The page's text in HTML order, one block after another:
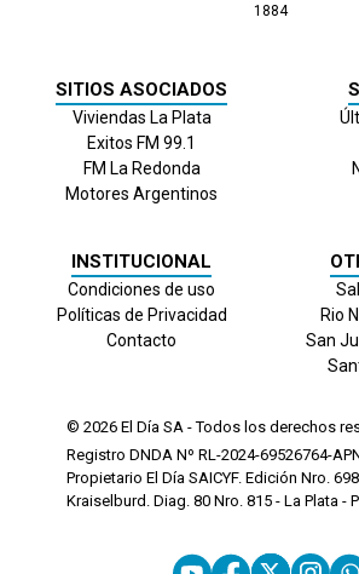
1884
SITIOS ASOCIADOS
Viviendas La Plata
Exitos FM 99.1
FM La Redonda
Motores Argentinos
INSTITUCIONAL
Condiciones de uso
Políticas de Privacidad
Contacto
Rio
San
© 2026 El Día SA - Todos los derechos
Registro DNDA Nº RL-2024-69526764-
Propietario El Día SAICYF. Edición Nro.
Kraiselburd. Diag. 80 Nro. 815 - La Plata -